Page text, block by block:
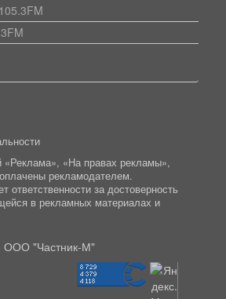
«Реклама», «На правах рекламы»,
рекламодателем.
ответственности за достоверность
в рекламных материалах и
ООО "Частник-М"